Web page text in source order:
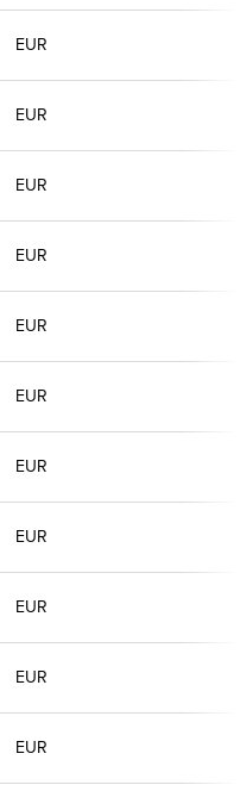
EUR
EUR
EUR
EUR
EUR
EUR
EUR
EUR
EUR
EUR
EUR